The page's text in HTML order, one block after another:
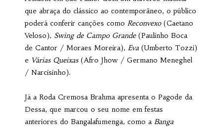
que abraça do clássico ao contemporâneo, o público
poderá conferir canções como Reconvexo (Caetano
Veloso), Swing de Campo Grande (Paulinho Boca
de Cantor / Moraes Moreira), Eva (Umberto Tozzi)
e Várias Queixas (Afro Jhow / Germano Meneghel
/ Narcisinho).
Já a Roda Cremosa Brahma apresenta o Pagode da
Dessa, que marcou o seu nome em festas
anteriores do Bangalafumenga, como a Banga